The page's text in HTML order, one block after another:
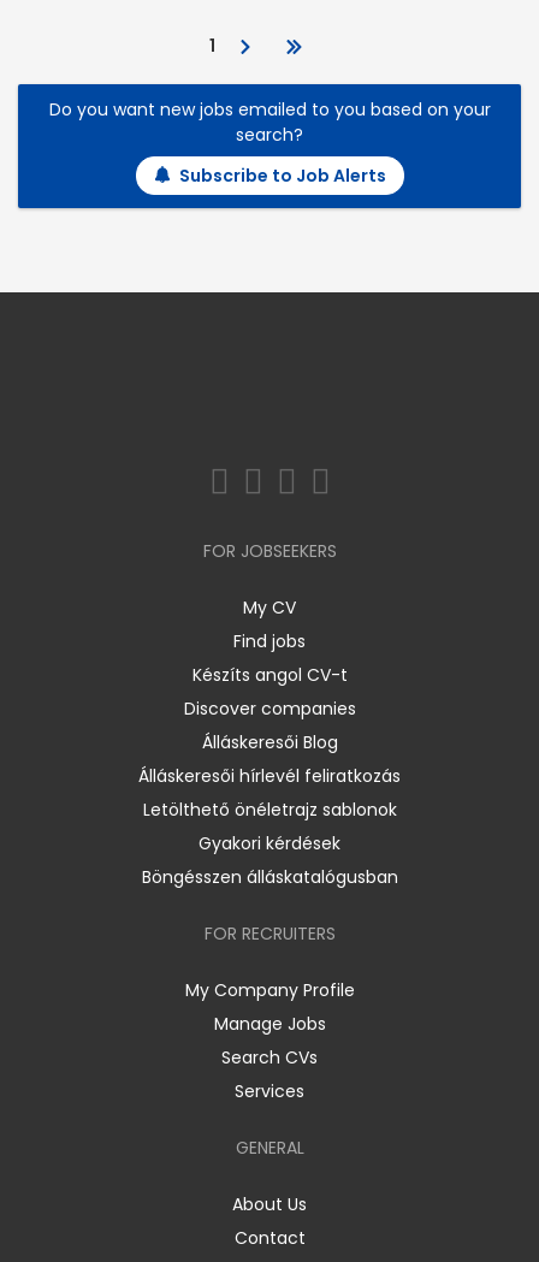
1
Do you want new jobs emailed to you based on your
search?
Subscribe to Job Alerts
FOR JOBSEEKERS
My CV
Find jobs
Készíts angol CV-t
Discover companies
Álláskeresői Blog
Álláskeresői hírlevél feliratkozás
Letölthető önéletrajz sablonok
Gyakori kérdések
Böngésszen álláskatalógusban
FOR RECRUITERS
My Company Profile
Manage Jobs
Search CVs
Services
GENERAL
About Us
Contact